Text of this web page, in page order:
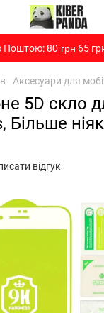
80̶ ̶г̶р̶н̶ 65 грн
Аксесуари для
5D скло
відгук